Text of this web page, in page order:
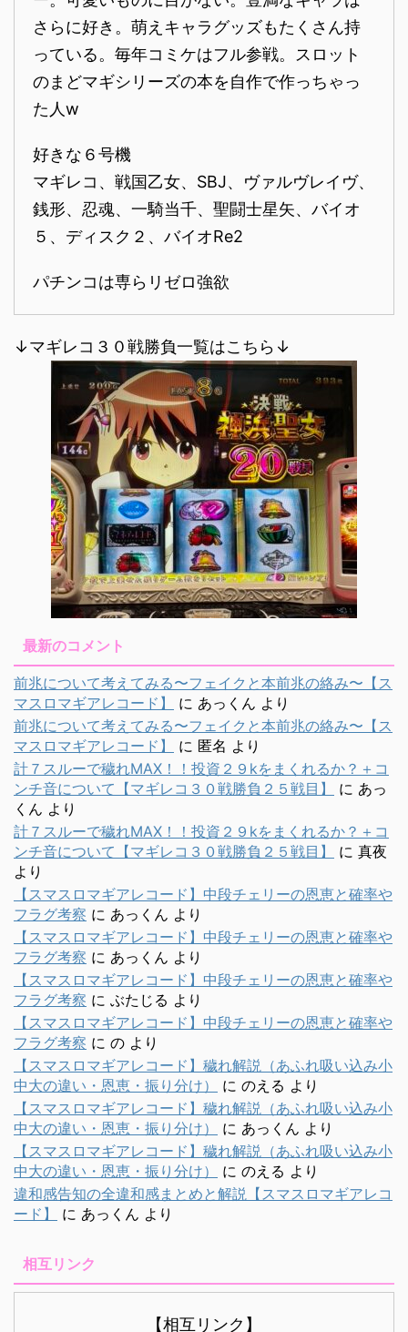
さらに好き。萌えキャラグッズもたくさん持
っている。毎年コミケはフル参戦。スロット
のまどマギシリーズの本を自作で作っちゃっ
た人w
好きな６号機
マギレコ、戦国乙女、SBJ、ヴァルヴレイヴ、
銭形、忍魂、一騎当千、聖闘士星矢、バイオ
５、ディスク２、バイオRe2
パチンコは専らリゼロ強欲
↓マギレコ３０戦勝負一覧はこちら↓
最新のコメント
前兆について考えてみる〜フェイクと本前兆の絡み〜【ス
マスロマギアレコード】
に あっくん より
前兆について考えてみる〜フェイクと本前兆の絡み〜【ス
マスロマギアレコード】
に 匿名 より
計７スルーで穢れMAX！！投資２９kをまくれるか？＋コ
ンチ音について【マギレコ３０戦勝負２５戦目】
に あっ
くん より
計７スルーで穢れMAX！！投資２９kをまくれるか？＋コ
ンチ音について【マギレコ３０戦勝負２５戦目】
に 真夜
より
【スマスロマギアレコード】中段チェリーの恩恵と確率や
フラグ考察 に あっくん より
【スマスロマギアレコード】中段チェリーの恩恵と確率や
フラグ考察 に あっくん より
【スマスロマギアレコード】中段チェリーの恩恵と確率や
フラグ考察 に ぶたじる より
【スマスロマギアレコード】中段チェリーの恩恵と確率や
フラグ考察 に の より
【スマスロマギアレコード】穢れ解説（あふれ吸い込み小
中大の違い・恩恵・振り分け）
に のえる より
【スマスロマギアレコード】穢れ解説（あふれ吸い込み小
中大の違い・恩恵・振り分け）
に あっくん より
【スマスロマギアレコード】穢れ解説（あふれ吸い込み小
中大の違い・恩恵・振り分け）
に のえる より
違和感告知の全違和感まとめと解説【スマスロマギアレコ
ード】
に あっくん より
相互リンク
【相互リンク】